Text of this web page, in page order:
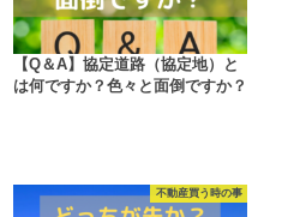
【Q＆A】協定道路（協定地）と
は何ですか？色々と面倒ですか？
不動産買う時の事